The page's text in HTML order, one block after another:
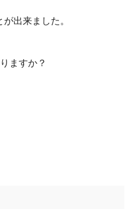
出来ました。
ますか？